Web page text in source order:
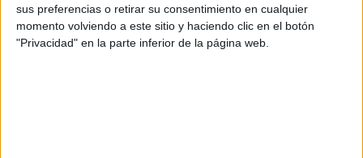
sus preferencias o retirar su consentimiento en cualquier
momento volviendo a este sitio y haciendo clic en el botón
"Privacidad" en la parte inferior de la página web.